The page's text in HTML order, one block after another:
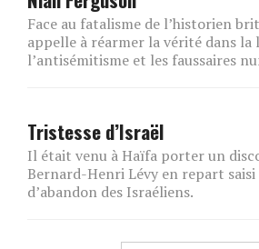
Face au fatalisme de l’historien
appelle à réarmer la vérité dans
l’antisémitisme et les faussaires
Tristesse d’Israël
Il était venu à Haïfa porter un
Bernard-Henri Lévy en repart
d’abandon des Israéliens.